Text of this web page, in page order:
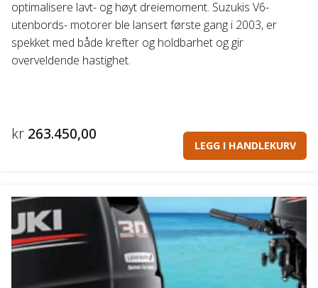
optimalisere lavt- og høyt dreiemoment. Suzukis V6-
utenbords- motorer ble lansert første gang i 2003, er
spekket med både krefter og holdbarhet og gir
overveldende hastighet.
kr 263.450,00
LEGG I HANDLEKURV